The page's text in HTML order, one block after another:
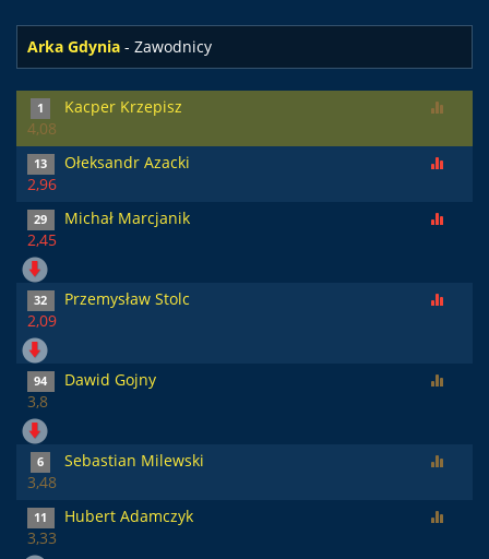
Arka Gdynia - Zawodnicy
1
Kacper Krzepisz
4,08
13
Ołeksandr Azacki
2,96
29
Michał Marcjanik
2,45
32
Przemysław Stolc
2,09
94
Dawid Gojny
3,8
6
Sebastian Milewski
3,48
11
Hubert Adamczyk
3,33